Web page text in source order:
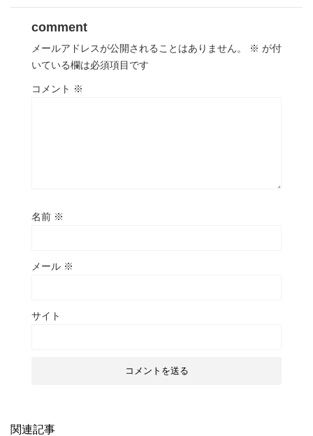
comment
メールアドレスが公開されることはありません。 ※ が付
いている欄は必須項目です
コメント ※
名前 ※
メール ※
サイト
関連記事